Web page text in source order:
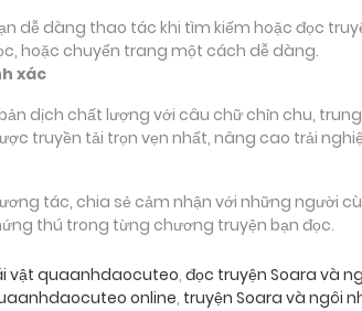
dễ dàng thao tác khi tìm kiếm hoặc đọc
hoặc chuyển trang một cách dễ dàng.
xác
dịch chất lượng với câu chữ chỉn chu,
truyền tải trọn vẹn nhất, nâng cao trải
tác, chia sẻ cảm nhận với những người
thú trong từng chương truyện bạn đọc.
vật quaanhdaocuteo, đọc truyện Soara và
online, truyện Soara và ngôi